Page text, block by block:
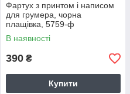
Фартух з принтом і написом
для грумера, чорна
плащівка, 5759-ф
В наявності
390 ₴
Купити